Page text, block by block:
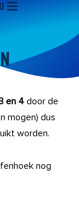
en 4door de
mogen) dus
worden.
nog